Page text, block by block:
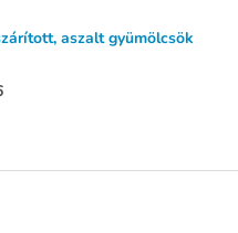
aszalt gyümölcsök